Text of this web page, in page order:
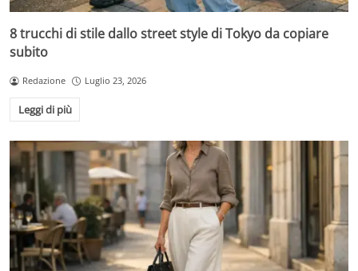
8 trucchi di stile dallo street style di Tokyo da copiare
subito
Redazione Luglio 23, 2026
Leggi di più